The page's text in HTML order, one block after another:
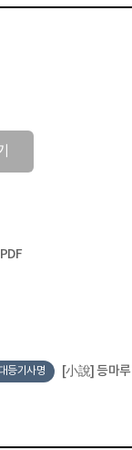
PDF
대등기사명 [小說] 등마루